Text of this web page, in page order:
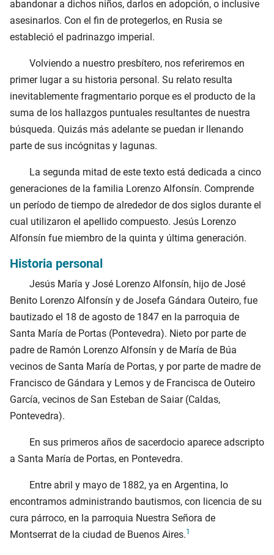
abandonar a dichos niños, darlos en adopción, o inclusive
asesinarlos. Con el fin de protegerlos, en Rusia se
estableció el padrinazgo imperial.
Volviendo a nuestro presbítero, nos referiremos en
primer lugar a su historia personal. Su relato resulta
inevitablemente fragmentario porque es el producto de la
suma de los hallazgos puntuales resultantes de nuestra
búsqueda. Quizás más adelante se puedan ir llenando
parte de sus incógnitas y lagunas.
La segunda mitad de este texto está dedicada a cinco
generaciones de la familia Lorenzo Alfonsín. Comprende
un período de tiempo de alrededor de dos siglos durante el
cual utilizaron el apellido compuesto. Jesús Lorenzo
Alfonsín fue miembro de la quinta y última generación.
Historia personal
Jesús María y José Lorenzo Alfonsín, hijo de José
Benito Lorenzo Alfonsín y de Josefa Gándara Outeiro, fue
bautizado el 18 de agosto de 1847 en la parroquia de
Santa María de Portas (Pontevedra). Nieto por parte de
padre de Ramón Lorenzo Alfonsín y de María de Búa
vecinos de Santa María de Portas, y por parte de madre de
Francisco de Gándara y Lemos y de Francisca de Outeiro
García, vecinos de San Esteban de Saiar (Caldas,
Pontevedra).
En sus primeros años de sacerdocio aparece adscripto
a Santa María de Portas, en Pontevedra.
Entre abril y mayo de 1882, ya en Argentina, lo
encontramos administrando bautismos, con licencia de su
cura párroco, en la parroquia Nuestra Señora de
Montserrat de la ciudad de Buenos Aires.1